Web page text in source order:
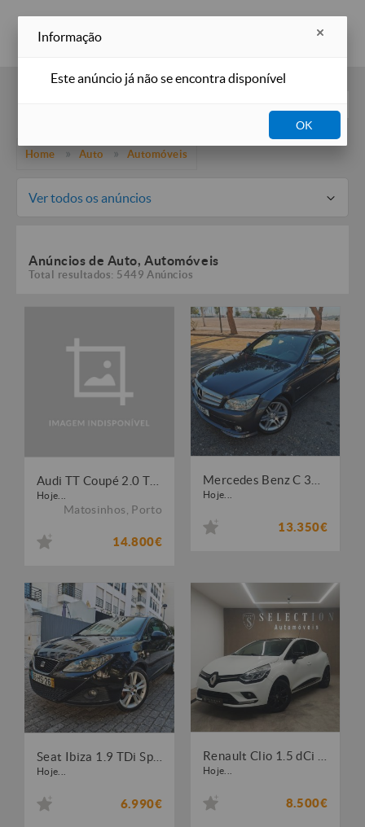
Home Auto Automóveis
Ver todos os anúncios
Anúncios de Auto, Automóveis
Total resultados: 5449 Anúncios
Hoje...
Matosinhos Porto
14.800€
Hoje...
13.350€
Seat Ibiza 1.9 TDi Sport DPF
Hoje...
6.990€
Hoje...
8.500€
Informação
Este anúncio já não se encontra disponível
OK